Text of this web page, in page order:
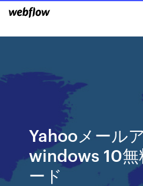
Yahooメール
windows 10無
ード